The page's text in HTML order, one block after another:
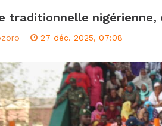
La CEDEAO
d’intégration
Classement
traditionnelle
27 déc. 2025, 07:08